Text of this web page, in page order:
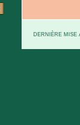
DERNIÈRE MISE